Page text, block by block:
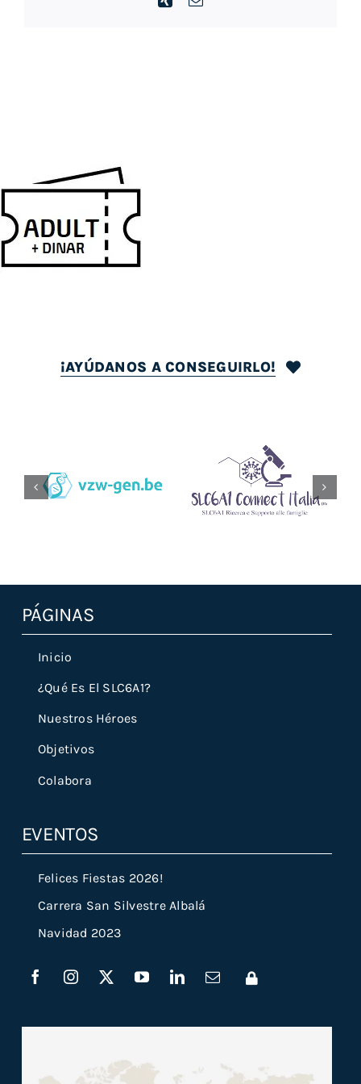
¡AYÚDANOS A CONSEGUIRLO!
PÁGINAS
Inicio
¿Qué Es El SLC6A1?
Nuestros Héroes
Objetivos
Colabora
EVENTOS
Felices Fiestas 2026!
Carrera San Silvestre Albalá
Navidad 2023